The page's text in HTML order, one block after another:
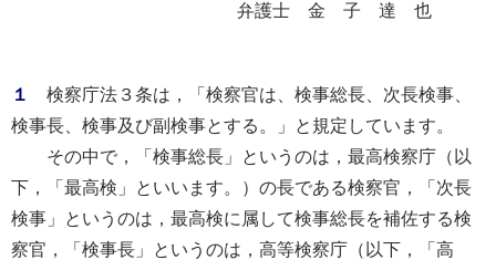
弁護士 金 子 達 也
１
検察庁法３条は，「検察官は、検事総長、次長検事、
検事長、検事及び副検事とする。」と規定しています。
その中で，「検事総長」というのは，最高検察庁（以
下，「最高検」といいます。）の長である検察官，「次長
検事」というのは，最高検に属して検事総長を補佐する検
察官，「検事長」というのは，高等検察庁（以下，「高